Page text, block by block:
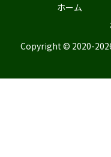
ホーム
Copyright © 2020-